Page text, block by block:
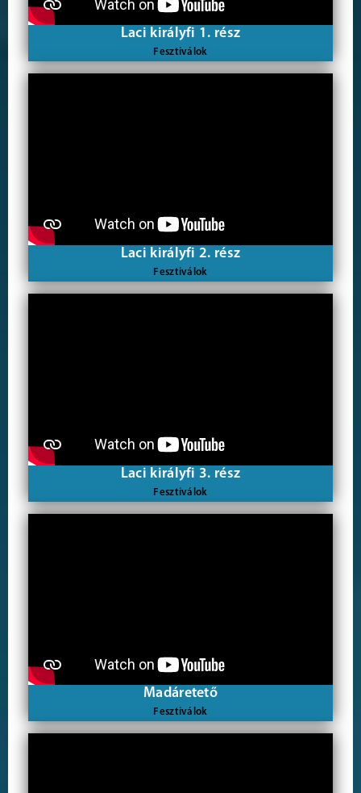
Laci királyfi 1. rész
Fesztiválok
Laci királyfi 2. rész
Fesztiválok
Laci királyfi 3. rész
Fesztiválok
Madáretető
Fesztiválok